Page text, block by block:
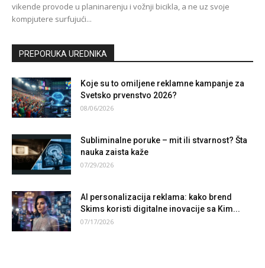
vikende provode u planinarenju i vožnji bicikla, a ne uz svoje
kompjutere surfujući...
PREPORUKA UREDNIKA
Koje su to omiljene reklamne kampanje za
Svetsko prvenstvo 2026?
08/06/2026
Subliminalne poruke – mit ili stvarnost? Šta
nauka zaista kaže
07/29/2026
AI personalizacija reklama: kako brend
Skims koristi digitalne inovacije sa Kim...
07/17/2026